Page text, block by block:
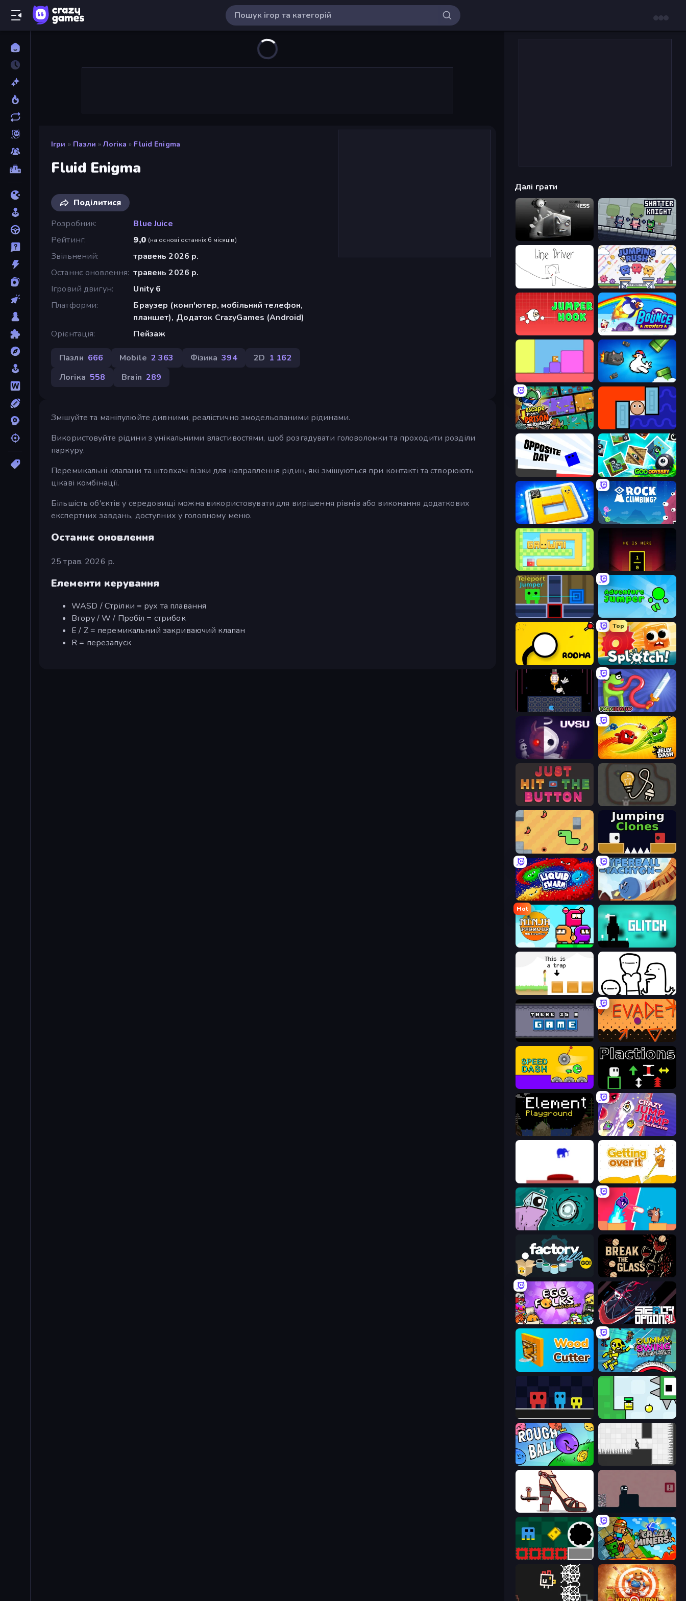
Ігри » Пазли » Логіка » Fluid Enigma
Fluid Enigma
Поділитися
Розробник
Blue Juice
Рейтинг
9,0 (на основі останніх 6 місяців)
Звільнений
травень 2026 р.
Останнє оновлення травень 2026 р.
Ігровий двигун
Unity 6
Платформи
Браузер (комп'ютер, мобільний телефон,
планшет), Додаток CrazyGames (Android)
Орієнтація
Пейзаж
Пазли 666 Mobile 2 363 Фізика 394 2D 1 162
Логіка 558 Brain 289
Змішуйте та маніпулюйте дивними, реалістично змодельованими рідинами.
Використовуйте рідини з унікальними властивостями, щоб розгадувати головоломки та проходити розділи
паркуру.
Перемикальні клапани та штовхачі візки для направлення рідин, які змішуються при контакті та створюють
цікаві комбінації.
Більшість об'єктів у середовищі можна використовувати для вирішення рівнів або виконання додаткових
експертних завдань, доступних у головному меню.
Останнє оновлення
25 трав. 2026 р.
Елементи керування
WASD / Стрілки = рух та плавання
Вгору / W / Пробіл = стрибок
E / Z = перемикальний закриваючий клапан
R = перезапуск
Далі грати
Sqube Darkness Shatter Knight
Jumping Rush
Bouncemasters
Honk
Escape From Prison Multiplayer Lava and Aqua
Opposite Day Goo Odyssey
Ice Slide Rock Climbing?
Growmi He is Here
Teleport Jumper Adventure Jumper
Rodha
Top
Splotch!
Just One Boss Frogiddy
UVSU Jelly Dash
Just Hit the Button Light The Lamp
SSSPICY! Jumping Clones
Liquid Swarm Hyperball Tachyon
Hot
Ninja Parkour Multiplayer
The Unfair Platformer I Don't Even Know
There Is No Game Evade
Plactions
Element Playground Crazy Jump Jump Multiplayer
This Is The Only Level Getting Over It
Tilo Boom Slingers ReBoom
Factory Balls Go! Break the Glass
Egg Folks Multiplayer Stealth Optional
Wood Cutter - Saw Crazy Dummy Swing Multiplayer
Rough Ball
Kakato Otoshi
Jump and Hover Crazy Miners